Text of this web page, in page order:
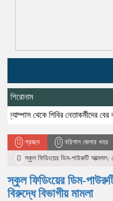
শিরোনাম
থেকে শিবির নেতাকর্মীদের বের করে দিল
প্রচ্ছদ বরিশাল জেলার খবর
স্কুল ফিডিংয়ের ডিম-পাউরুটি আত্মসাৎ:
স্কুল ফিডিংয়ের ডিম-
বিরুদ্ধে বিভাগীয় মামলা